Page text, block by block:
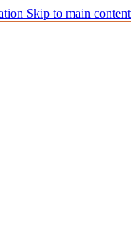
Skip to main content